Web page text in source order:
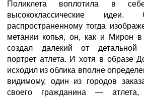
Поликлета воплотила в
высококлассические
распространенному тогда
метании копья, он, как и Мирон в
создал далекий от детальной
портрет атлета. И хотя в образе
исходил из облика вполне
видимому, один из городов
своего гражданина —